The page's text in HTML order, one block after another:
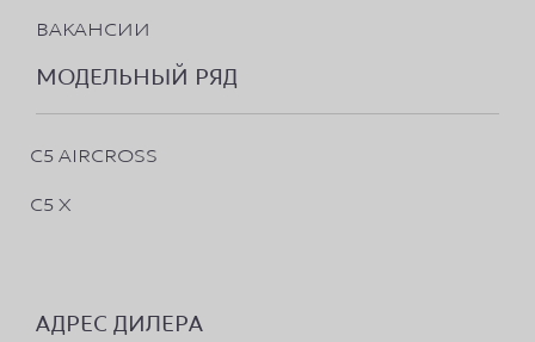
ВАКАНСИИ
МОДЕЛЬНЫЙ РЯД
C5 AIRCROSS
C5 X
АДРЕС ДИЛЕРА